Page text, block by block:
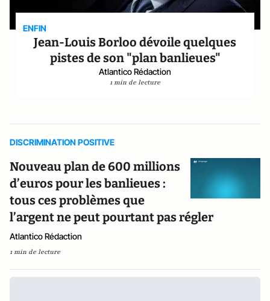
ENFIN
Jean-Louis Borloo dévoile quelques
pistes de son "plan banlieues"
Atlantico Rédaction
1 min de lecture
DISCRIMINATION POSITIVE
Nouveau plan de 600 millions
d’euros pour les banlieues :
tous ces problèmes que
l’argent ne peut pourtant pas régler
Atlantico Rédaction
1 min de lecture